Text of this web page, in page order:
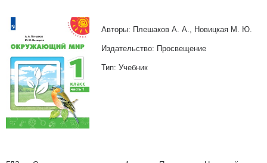
Авторы: Плешаков А. А., Новицкая М. Ю.
Издательство: Просвещение
Тип: Учебник